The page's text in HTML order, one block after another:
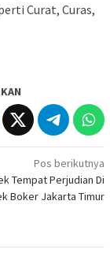
Curat, Curas,
Pos berikutnya
Tempat Perjudian Di
Boker Jakarta Timur